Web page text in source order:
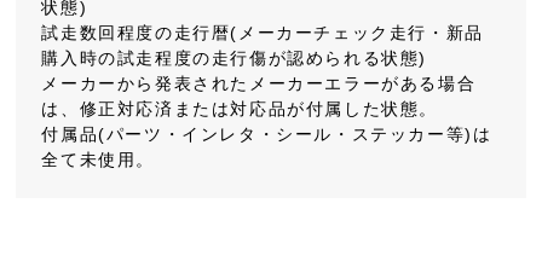
状態)
試走数回程度の走行暦(メーカーチェック走行・新品
購入時の試走程度の走行傷が認められる状態)
メーカーから発表されたメーカーエラーがある場合
は、修正対応済または対応品が付属した状態。
付属品(パーツ・インレタ・シール・ステッカー等)は
全て未使用。